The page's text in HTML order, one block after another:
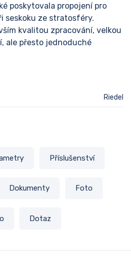
poskytovala propojení pro
seskoku ze stratosféry.
kvalitou zpracování, velkou
ale přesto jednoduché
Riedel
Příslušenství
Dokumenty Foto
Dotaz